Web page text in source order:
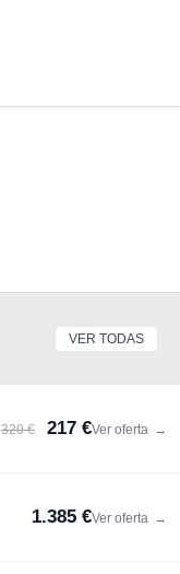
VER TODAS
320 € 217 €Ver oferta →
1.385 €Ver oferta →